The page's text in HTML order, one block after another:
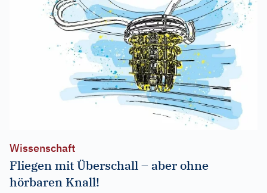
Wissenschaft
Fliegen mit Überschall – aber ohne
hörbaren Knall!